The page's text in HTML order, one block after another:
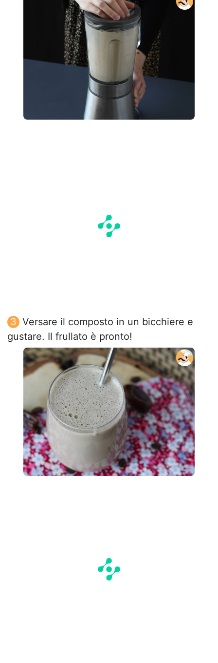
Versare il composto in un bicchiere e
gustare. Il frullato è pronto!